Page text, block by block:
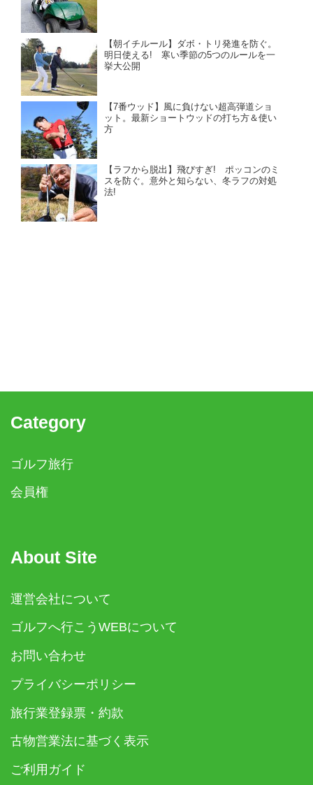
【朝イチルール】ダボ・トリ発進を防ぐ。
明日使える! 寒い季節の5つのルールを一
挙大公開
【7番ウッド】風に負けない超高弾道ショ
ット。最新ショートウッドの打ち方＆使い
方
【ラフから脱出】飛びすぎ! ポッコンのミ
スを防ぐ。意外と知らない、冬ラフの対処
法!
Category
ゴルフ旅行
会員権
About Site
運営会社について
ゴルフへ行こうWEBについて
お問い合わせ
プライバシーポリシー
旅行業登録票・約款
古物営業法に基づく表示
ご利用ガイド